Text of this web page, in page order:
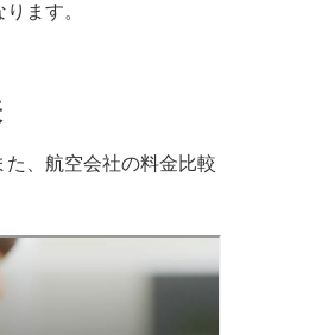
ます。
、航空会社の料金比較